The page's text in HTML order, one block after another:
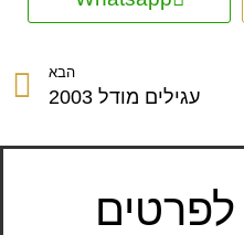
הבא
עגילים מודל 2003